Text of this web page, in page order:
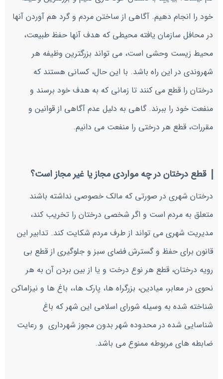
خود را انجام دهیم. آگاهی از ساختن مردم و گرد هم آوردن آنها
در محافل سازمان یافته محیطی که هدف آنها حفظ طبیعت،
محیط زیست وحشی است، می تواند بزرگترین وظیفه هر
شهروندی در این راه باشد. با این حال، کسانی هستند که
درختان را قطع می کنند تا زمانی که به هدف خود برسند و
منفعت خود را ببرند. گاهی به دلیل عدم آگاهی از قوانین و
مقررات، قطع هر درختی را منفعت می دانیم.
قطع درختان در چه مواردی مجاز یا غیر مجاز است؟
درختان شهری در صورتی که مالک خصوصی نداشته باشند
متعلق به مردم است و اگر شخصی درختان را تخریب کند،
مدیریت شهری می تواند از طرف مردم شکایت کند. تدابیر این
قانون برای حفظ و گسترش فضای سبز و جلوگیری از قطع بی
رویه درختان، قطع هر نوع درخت و یا از بین بردن آن به هر
نحوی در معابر، میادین، بزرگراه ها، پارک ها،، باغ ها و نیزاماکن
شناخته شده به وسیله شورای اسلامی این شهر که باغ
شناسایی شده در محدوده شهر بدون مجوز شهرداری و رعایت
ضابطه های مربوطه ممنوع می باشد.